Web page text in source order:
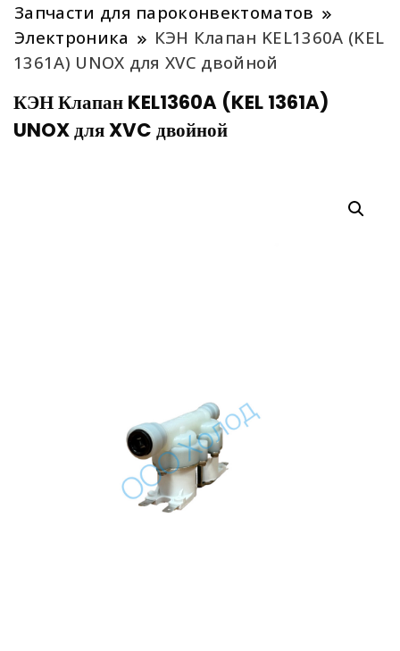
Запчасти для пароконвектоматов
Электроника
КЭН Клапан KEL1360A (KEL
1361A) UNOX для XVC двойной
КЭН Клапан KEL1360A (KEL 1361A)
UNOX для XVC двойной